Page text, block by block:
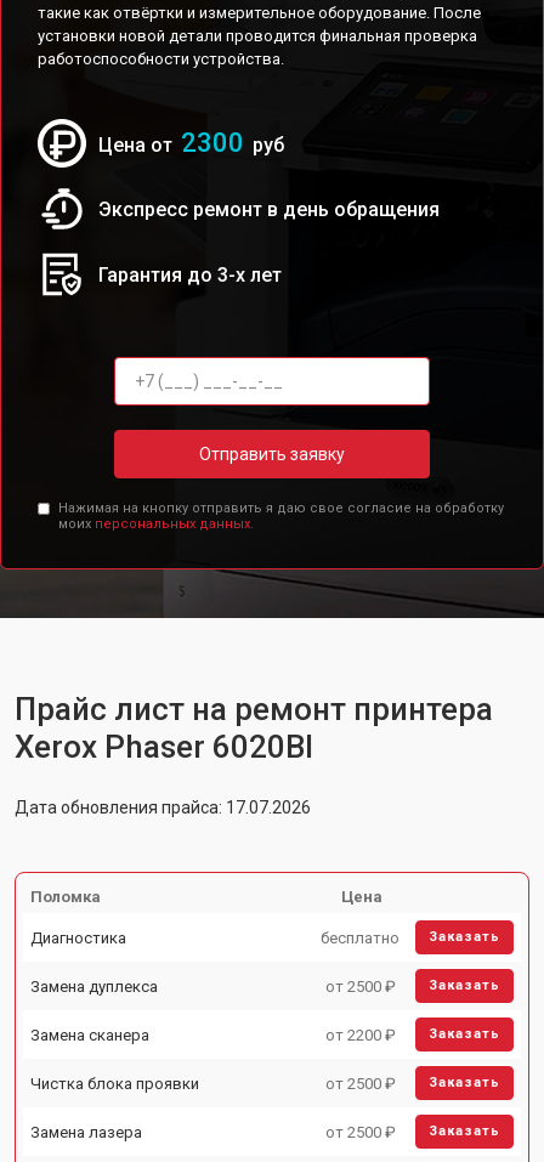
такие как отвёртки и измерительное оборудование. После
установки новой детали проводится финальная проверка
работоспособности устройства.
Цена от 2300 руб
Экспресс ремонт в день обращения
Гарантия до 3-х лет
Отправить заявку
Нажимая на кнопку отправить я даю свое согласие на обработку
моих персональных данных.
Прайс лист на ремонт принтера
Xerox Phaser 6020BI
Дата обновления прайса: 17.07.2026
Поломка Цена
Диагностика бесплатно Заказать
Замена дуплекса от 2500 ₽ Заказать
Замена сканера от 2200 ₽ Заказать
Чистка блока проявки от 2500 ₽ Заказать
Замена лазера от 2500 ₽ Заказать